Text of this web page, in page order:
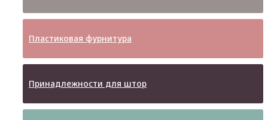
Пластиковая фурнитура
Принадлежности для штор